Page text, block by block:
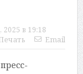
2025 в 19:18
Email